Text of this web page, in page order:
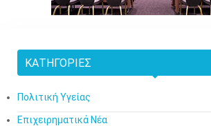
ΚΑΤΗΓΟΡΊΕΣ
Πολιτική Υγείας
Επιχειρηματικά Νέα